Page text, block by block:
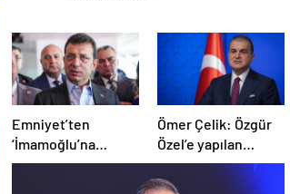
Emniyet’ten
‘İmamoğlu’na
Suikast’ iddiasına
Ömer Çelik: Özgür
Özel’e yapılan
saldırıyı
lanetliyoruz